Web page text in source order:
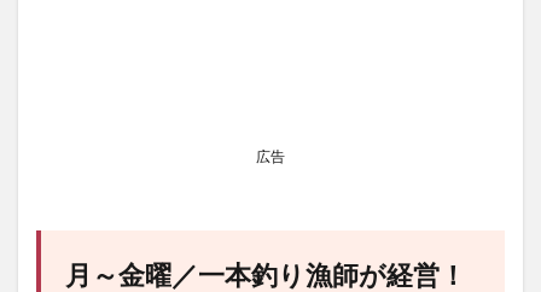
広告
月～金曜／一本釣り漁師が経営！